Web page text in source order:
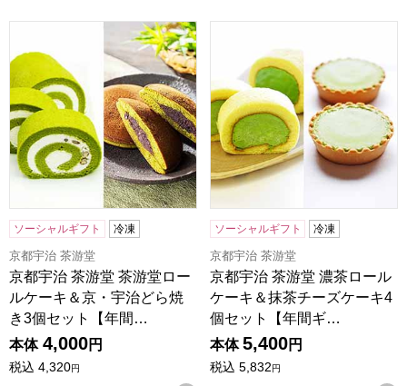
京都宇治 茶游堂 茶游堂ロールケーキ＆京・宇治どら焼き3
ソーシャルギフト 冷凍
京都宇治 茶游堂
京都宇治 茶游堂 茶游堂ロー
ルケーキ＆京・宇治どら焼
き3個セット【年間…
本体 4,000円
税込 4,320円
ソーシャルギフト 冷凍
京都宇治 茶游堂
京都宇治 茶游堂 濃茶ロール
ケーキ＆抹茶チーズケーキ4
個セット【年間ギ…
本体 5,400円
税込 5,832円